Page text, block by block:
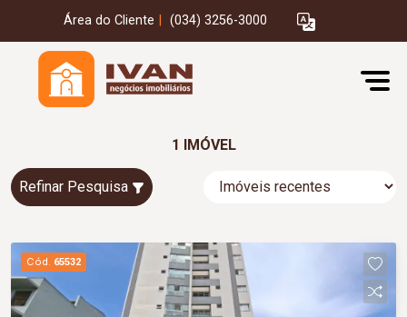
Área do Cliente (034) 3256-3000
1 IMÓVEL
Refinar Pesquisa
Cód. 65532